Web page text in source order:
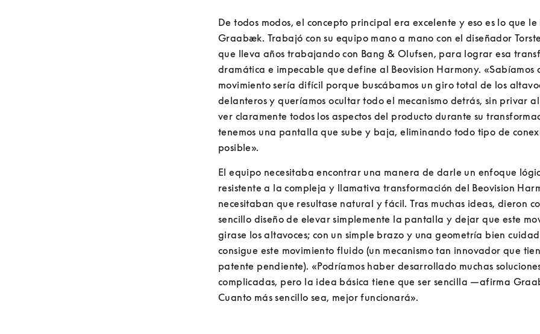
De todos modos, el concepto principal era excelente y eso es lo que
Graabæk. Trabajó con su equipo mano a mano con el diseñador
que lleva años trabajando con Bang & Olufsen, para lograr esa
dramática e impecable que define al Beovision Harmony. «Sabíamos
movimiento sería difícil porque buscábamos un giro total de los
delanteros y queríamos ocultar todo el mecanismo detrás, sin privar
ver claramente todos los aspectos del producto durante su
tenemos una pantalla que sube y baja, eliminando todo tipo de
posible».
El equipo necesitaba encontrar una manera de darle un enfoque
resistente a la compleja y llamativa transformación del Beovision
necesitaban que resultase natural y fácil. Tras muchas ideas, dieron
sencillo diseño de elevar simplemente la pantalla y dejar que este
girase los altavoces; con un simple brazo y una geometría bien
consigue este movimiento fluido (un mecanismo tan innovador que
patente pendiente). «Podríamos haber desarrollado muchas
complicadas, pero la idea básica tiene que ser sencilla —afirma
Cuanto más sencillo sea, mejor funcionará».